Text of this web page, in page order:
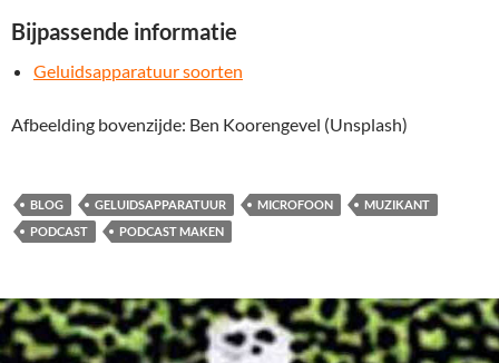
Bijpassende informatie
Geluidsapparatuur soorten
Afbeelding bovenzijde: Ben Koorengevel (Unsplash)
BLOG GELUIDSAPPARATUUR MICROFOON
MUZIKANT
PODCAST
PODCAST MAKEN